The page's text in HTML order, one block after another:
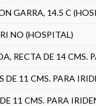
GARRA, 14.5 C
NO (HOSPITAL)
RECTA DE 14 CMS.
DE 11 CMS. PARA
11 CMS. PARA